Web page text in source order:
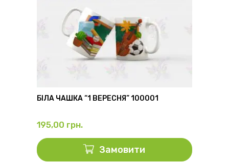
БІЛА ЧАШКА “1 ВЕРЕСНЯ” 100001
195,00 грн.
Замовити